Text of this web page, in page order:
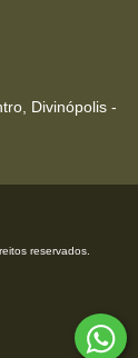
Divinópolis -
reservados.